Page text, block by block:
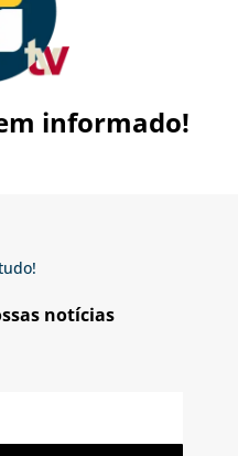
informado!
notícias